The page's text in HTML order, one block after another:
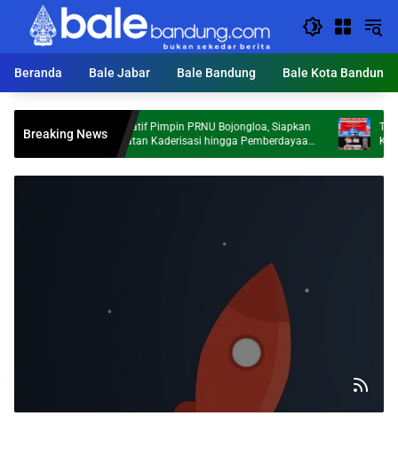
Langsung
konten
Beranda
Bale Jabar Bale Bandung Bale Kota Bandung
Breaking NewsAbdul Latif Pimpin PRNU Bojongloa, Siapkan
Penguatan Kaderisasi hingga Pemberdayaan
Ekonomi Umat
Telkom